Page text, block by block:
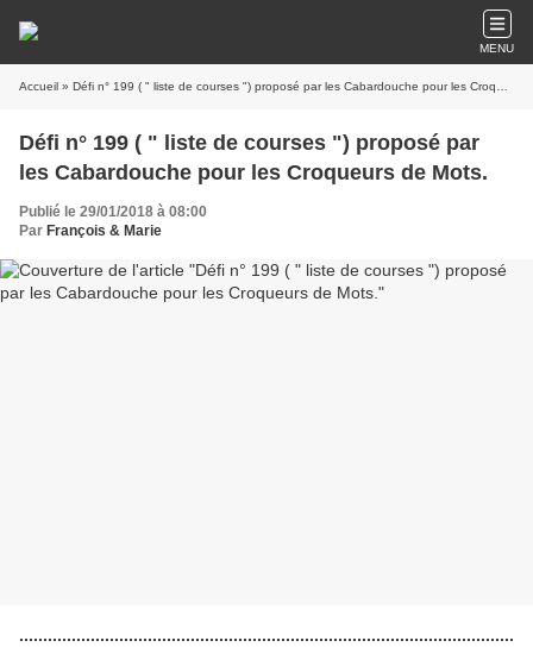
MENU
Accueil » Défi n° 199 ( " liste de courses ") proposé par les Cabardouche pour les Croqueurs de Mots.
Défi n° 199 ( " liste de courses ") proposé par
les Cabardouche pour les Croqueurs de Mots.
Publié le 29/01/2018 à 08:00
Par François & Marie
........................................................................................................